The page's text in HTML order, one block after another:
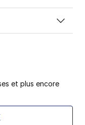
et plus encore